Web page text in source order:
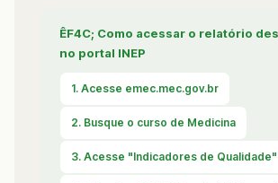
ÊF4C; Como acessar o relatório
no portal INEP
1. Acesse emec.mec.gov.br
2. Busque o curso de Medicina
3. Acesse "Indicadores de Qualidade"